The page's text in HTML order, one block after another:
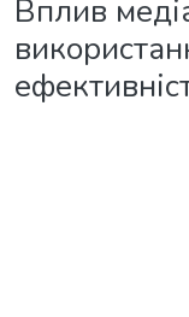
Вплив